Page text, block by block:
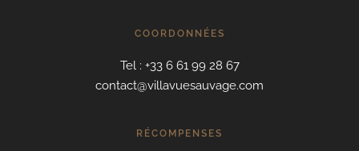
COORDONNÉES
Tel : +33 6 61 99 28 67
contact@villavuesauvage.com
RÉCOMPENSES